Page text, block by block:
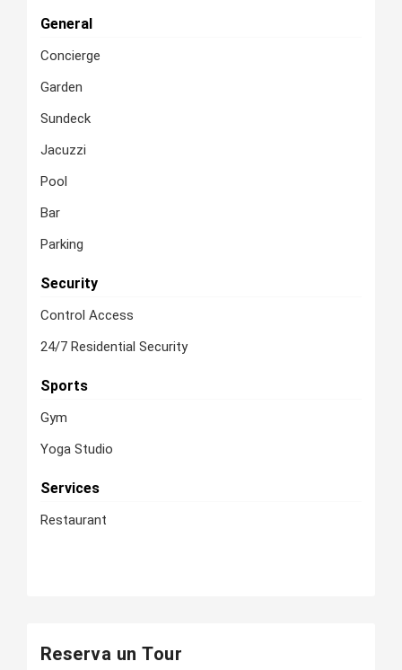
General
Concierge
Garden
Sundeck
Jacuzzi
Pool
Bar
Parking
Security
Control Access
24/7 Residential Security
Sports
Gym
Yoga Studio
Services
Restaurant
Reserva un Tour